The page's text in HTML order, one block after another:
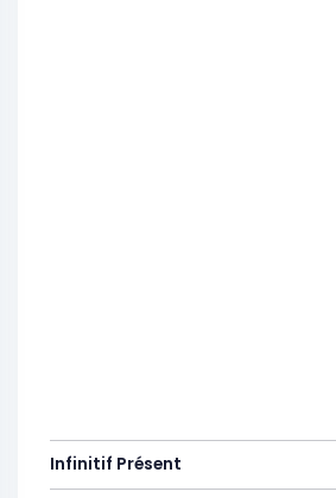
Infinitif Présent